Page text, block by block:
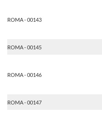
ROMA - 00143
ROMA - 00145
ROMA - 00146
ROMA - 00147